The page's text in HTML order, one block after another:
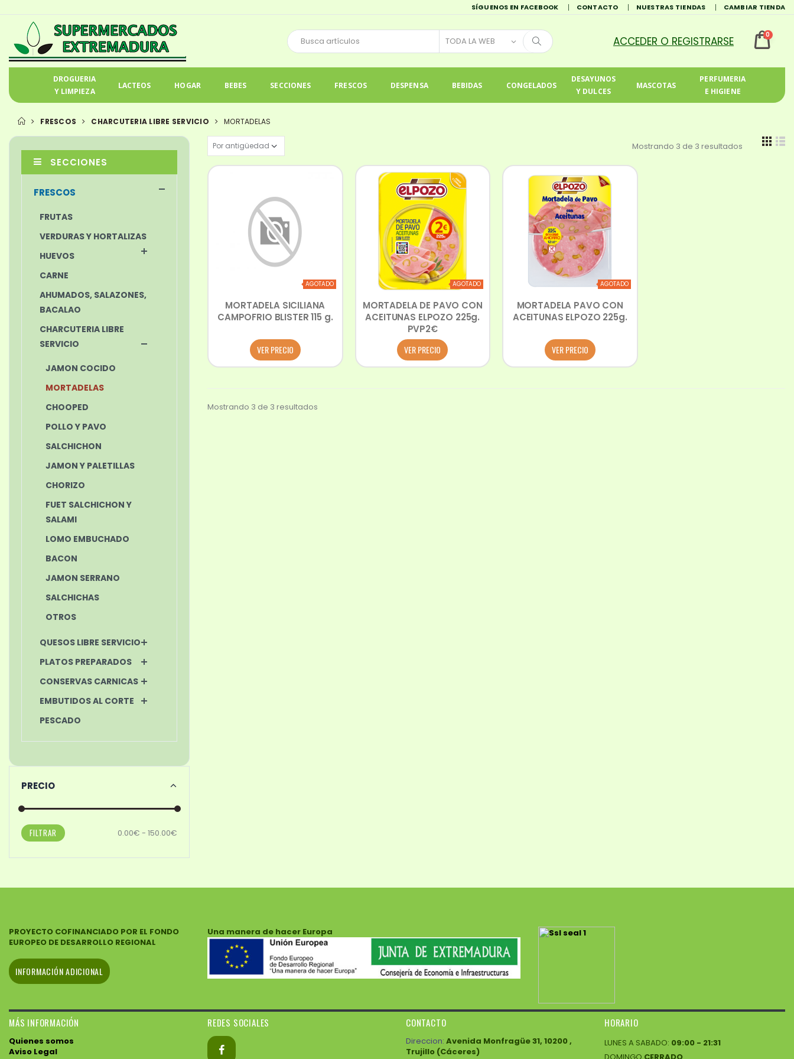
SÍGUENOS EN FACEBOOK CONTACTO NUESTRAS TIENDAS CAMBIAR TIENDA
0
DROGUERIA
Y LIMPIEZA
LACTEOS HOGAR BEBES SECCIONES FRESCOS DESPENSA BEBIDAS CONGELADOS
DESAYUNOS
Y DULCES
MASCOTAS
PERFUMERIA
E HIGIENE
FRESCOS CHARCUTERIA LIBRE SERVICIO MORTADELAS
Mostrando 3 de 3 resultados
AGOTADO
MORTADELA SICILIANA
CAMPOFRIO BLISTER 115 g.
VER PRECIO
AGOTADO
MORTADELA DE PAVO CON
ACEITUNAS ELPOZO 225g.
PVP2€
VER PRECIO
AGOTADO
MORTADELA PAVO CON
ACEITUNAS ELPOZO 225g.
VER PRECIO
Mostrando 3 de 3 resultados
SECCIONES
FRESCOS
FRUTAS
VERDURAS Y HORTALIZAS
HUEVOS
CARNE
AHUMADOS, SALAZONES,
BACALAO
CHARCUTERIA LIBRE
SERVICIO
JAMON COCIDO
MORTADELAS
CHOOPED
POLLO Y PAVO
SALCHICHON
JAMON Y PALETILLAS
CHORIZO
FUET SALCHICHON Y
SALAMI
LOMO EMBUCHADO
BACON
JAMON SERRANO
SALCHICHAS
OTROS
QUESOS LIBRE SERVICIO
PLATOS PREPARADOS
CONSERVAS CARNICAS
EMBUTIDOS AL CORTE
PESCADO
PRECIO
FILTRAR 0.00€ - 150.00€
PROYECTO COFINANCIADO POR EL FONDO
EUROPEO DE DESARROLLO REGIONAL
INFORMACIÓN ADICIONAL
Una manera de hacer Europa
MÁS INFORMACIÓN
Quienes somos
Aviso Legal
REDES SOCIALES CONTACTO
Direccion: Avenida Monfragüe 31, 10200 ,
Trujillo (Cáceres)
HORARIO
LUNES A SABADO: 09:00 - 21:31